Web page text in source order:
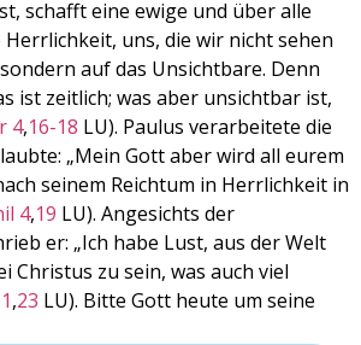
schafft eine ewige und über alle
uns, die wir nicht sehen
auf das Unsichtbare. Denn
ist zeitlich; was aber unsichtbar ist,
4,16-18 LU). Paulus verarbeitete die
„Mein Gott aber wird all eurem
seinem Reichtum in Herrlichkeit in
4,19 LU). Angesichts der
er: „Ich habe Lust, aus der Welt
Christus zu sein, was auch viel
,23 LU). Bitte Gott heute um seine